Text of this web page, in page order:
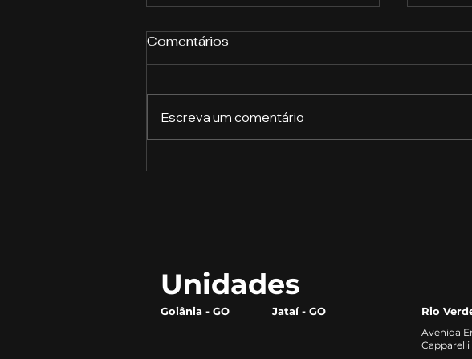
Comentários
Escreva um comentário
Unidades
Goiânia - GO Jataí - GO Rio
Avenida
Capparelli